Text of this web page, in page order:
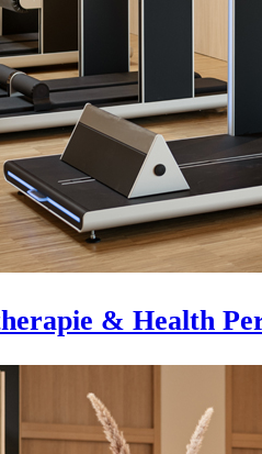
& Health